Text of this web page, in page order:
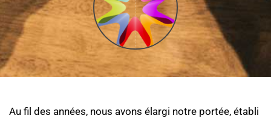
Au fil des années, nous avons élargi notre portée, établi